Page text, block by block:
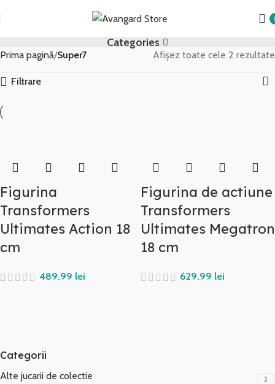
Categories
Categorii
Alte jucarii de colectie 2
Prima pagină Super7 Afișez toate cele 2 rezultate
Filtrare
Figurina
Transformers
Ultimates Action 18
cm
lei
Figurina de actiune
Transformers
Ultimates Megatron
18 cm
lei